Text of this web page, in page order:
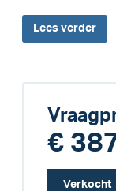
Lees verder
€
Verkocht